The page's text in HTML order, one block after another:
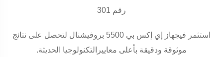
رقم 301
استثمر فيجهاز إي إكس بي 5500 بروفيشنال لتحصل على نتائج
موثوقة ودقيقة بأعلى معاييرالتكنولوجيا الحديثة.